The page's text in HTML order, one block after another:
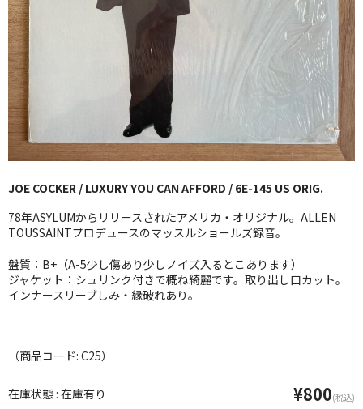
GG RECORD （当店のレーベル）
BLUE NOTE
JAZZ-EU
JAZZ-JP
JAZZ-VOCAL
J-POP
FOLK,SSW
WORLD
JOE COCKER / LUXURY YOU CAN AFFORD / 6E-145 US ORIG.
78年ASYLUMからリリースされたアメリカ・オリジナル。ALLEN
TOUSSAINTプロデュースのマッスルショールズ録音。
盤質：B+（A-5少し傷あり少しノイズ入るとこあります）
ジャケット：シュリンク付きで概ね綺麗です。取り出し口カット。
インナースリーブしみ・縁破れあり。
（商品コード: C25）
在庫状態 : 在庫有り ¥800(税込)